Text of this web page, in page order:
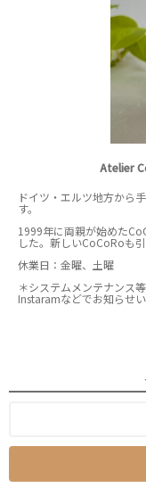
Atelier
ドイツ・エルツ地方から
す。
1999年に両親が始めた
した。新しいCoCoRoも
休業日：金曜、土曜
＊システムメンテナンス
Instaramなどでお知らせい